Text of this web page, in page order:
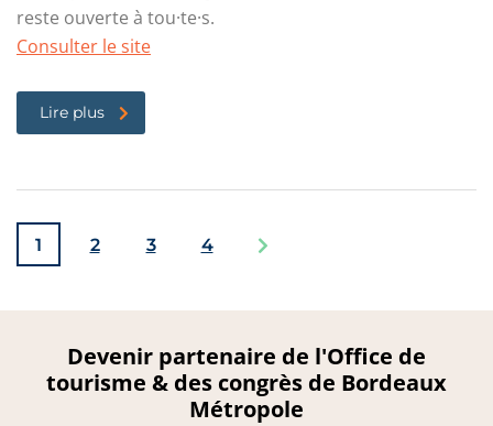
reste ouverte à tou·te·s.
Consulter le site
Lire plus
1 2 3 4
Devenir partenaire de l'Office de
tourisme & des congrès de Bordeaux
Métropole